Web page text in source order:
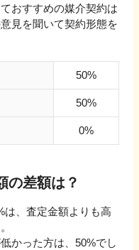
おすすめの媒介契約は
見を聞いて契約形態を
50%
50%
0%
の差額は？
は、査定金額よりも高
かった方は、 50%でし